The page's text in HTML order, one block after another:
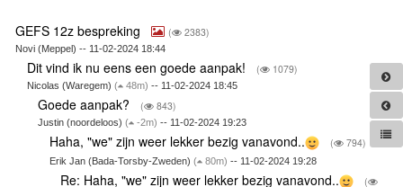
GEFS 12z bespreking ( 2383)
Novi (Meppel) -- 11-02-2024 18:44
Dit vind ik nu eens een goede aanpak! ( 1079)
Nicolas (Waregem) ( 48m) -- 11-02-2024 18:45
Goede aanpak? ( 843)
Justin (noordeloos)( -2m) -- 11-02-2024 19:23
Haha, "we" zijn weer lekker bezig vanavond.. ( 794)
Erik Jan (Bada-Torsby-Zweden) ( 80m) -- 11-02-2024 19:28
Re: Haha, "we" zijn weer lekker bezig vanavond..
(